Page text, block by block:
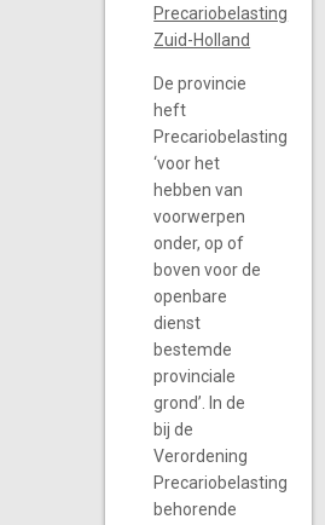
Precariobelasting
Zuid-Holland
De provincie
heft
Precariobelasting
‘voor het
hebben van
voorwerpen
onder, op of
boven voor de
openbare
dienst
bestemde
provinciale
grond’. In de
bij de
Verordening
Precariobelasting
behorende